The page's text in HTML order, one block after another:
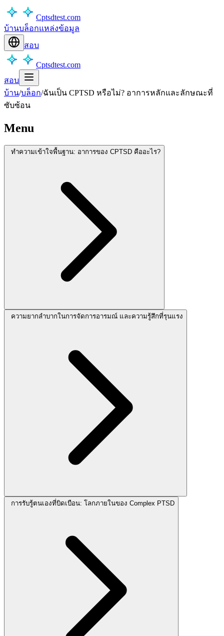
Cptsdtest.com
บ้านบล็อกแหล่งข้อมูล
สอบ
Cptsdtest.com
สอบ
บ้าน/บล็อก/ฉันเป็น CPTSD หรือไม่? อาการหลักและลักษณะที่
ซับซ้อน
Menu
ทำความเข้าใจพื้นฐาน: อาการของ CPTSD คืออะไร?
ความยากลำบากในการจัดการอารมณ์ และความรู้สึกที่รุนแรง
การรับรู้ตนเองที่บิดเบือน: โลกภายในของ Complex PTSD